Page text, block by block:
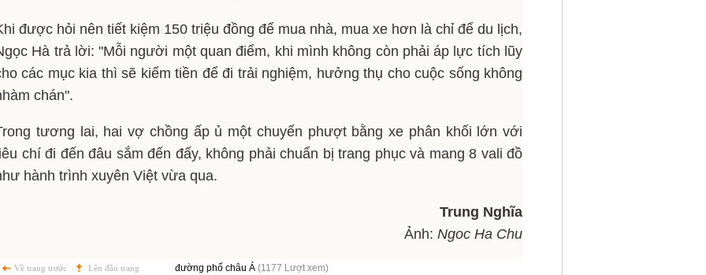
được hỏi nên tiết kiệm 150 triệu đồng để mua nhà, mua xe hơn là chỉ để du lịch,
Hà trả lời: "Mỗi người một quan điểm, khi mình không còn phải áp lực tích lũy
các mục kia thì sẽ kiếm tiền để đi trải nghiệm, hưởng thụ cho cuộc sống không
chán".
tương lai, hai vợ chồng ấp ủ một chuyến phượt bằng xe phân khối lớn với
chí đi đến đâu sắm đến đấy, không phải chuẩn bị trang phục và mang 8 vali đồ
hành trình xuyên Việt vừa qua.
Trung Nghĩa
Ảnh: Ngoc Ha Chu
Về trang trước Lên đầu trang đường phố châu Á (1177 Lượt xem)